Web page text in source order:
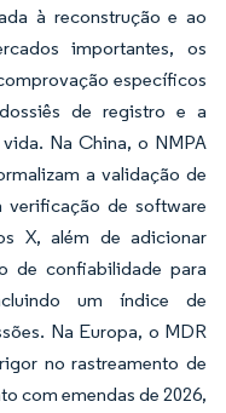
à reconstrução e ao
importantes, os
específicos
de registro e a
Na China, o NMPA
a validação de
verificação de software
X, além de adicionar
de confiabilidade para
um índice de
Na Europa, o MDR
no rastreamento de
com emendas de 2026,